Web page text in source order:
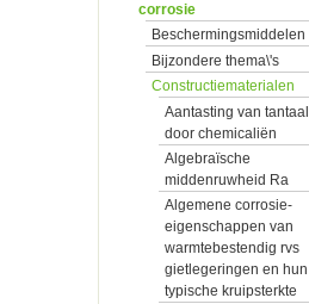
corrosie
Beschermingsmiddelen
Bijzondere thema\'s
Constructiematerialen
Aantasting van tantaal
door chemicaliën
Algebraïsche
middenruwheid Ra
Algemene corrosie-
eigenschappen van
warmtebestendig rvs
gietlegeringen en hun
typische kruipsterkte